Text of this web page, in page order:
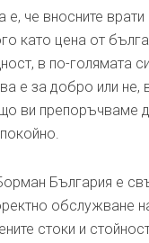
е, че вносните врати
като цена от
в по-голямата
е за добро или не,
ви препоръчваме
България е
обслужване
стоки и